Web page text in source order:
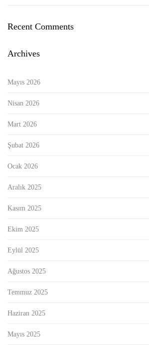
Recent Comments
Archives
Mayıs 2026
Nisan 2026
Mart 2026
Şubat 2026
Ocak 2026
Aralık 2025
Kasım 2025
Ekim 2025
Eylül 2025
Ağustos 2025
Temmuz 2025
Haziran 2025
Mayıs 2025